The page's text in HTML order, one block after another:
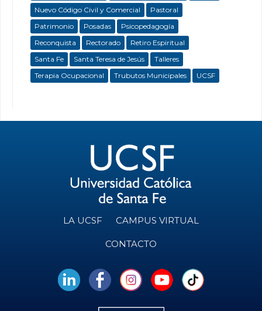
Nuevo Código Civil y Comercial
Pastoral
Patrimonio
Posadas
Psicopedagogía
Reconquista
Rectorado
Retiro Espiritual
Santa Fe
Santa Teresa de Jesús
Talleres
Terapia Ocupacional
Trubutos Municipales UCSF
LA UCSF CAMPUS VIRTUAL
CONTACTO